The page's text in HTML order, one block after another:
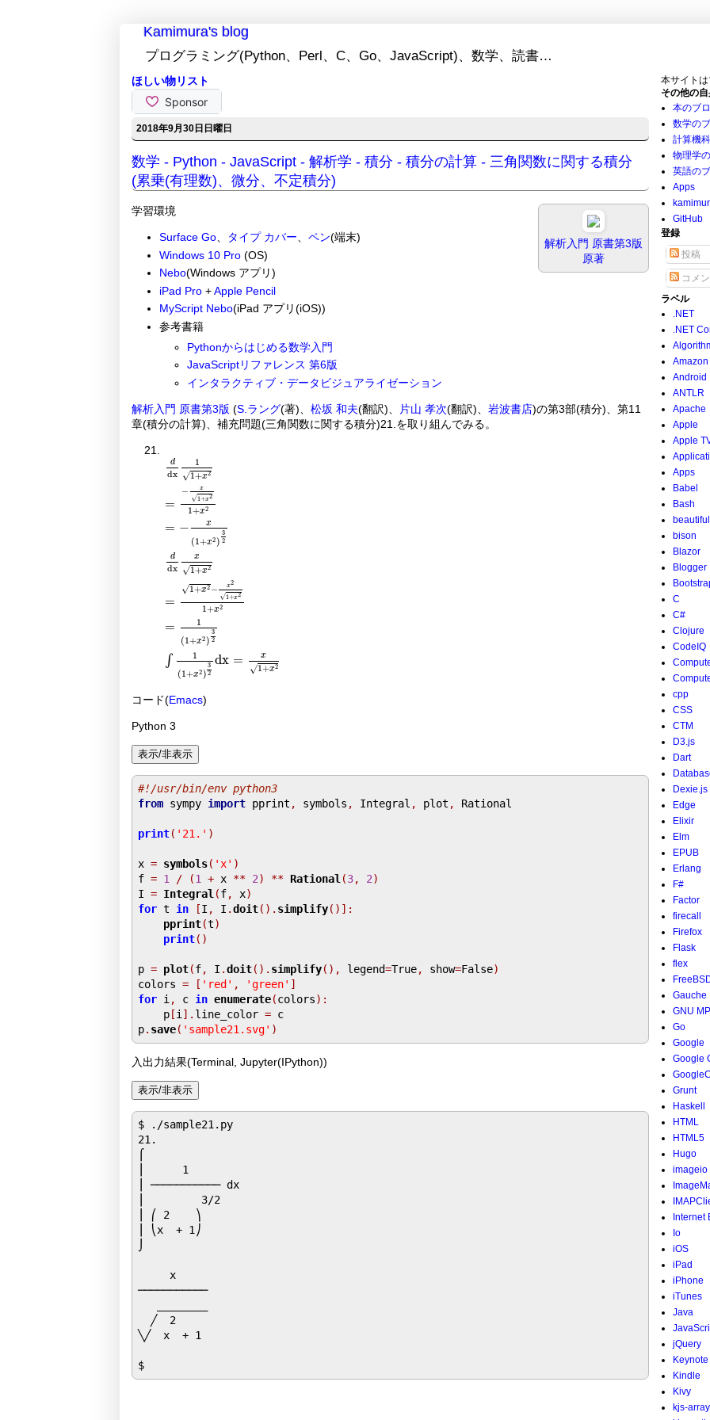
Kamimura's blog
プログラミング(Python、Perl、C、Go、JavaScript)、数学、読書…
ほしい物リスト
2018年9月30日日曜日
数学 - Python - JavaScript - 解析学 - 積分 - 積分の計算 - 三角関数に関する積分
(累乗(有理数)、微分、不定積分)
解析入門 原書第3版
原著
学習環境
Surface Go、 タイプ カバー ペン(端末)
Windows 10 Pro(OS)
Nebo(Windows アプリ)
iPad Pro+Apple Pencil
MyScript Nebo(iPad アプリ(iOS))
参考書籍
Pythonからはじめる数学入門
JavaScriptリファレンス 第6版
インタラクティブ・データビジュアライゼーション
解析入門 原書第3版 (S.ラング(著)、 松坂 和夫(翻訳)、 片山 孝次(翻訳)、 岩波書店)の第3部(積分)、第11
章(積分の計算)、補充問題(三角関数に関する積分)21.を取り組んでみる。
d
dx
1
√1+x2
=
− x
√1+x2
1+x2
= − x
(1+x2)
3
2
d
dx
x
√1+x2
=
√1+x2 − x2
√1+x2
1+x2
=
1
(1+x2)
3
2
∫
1
(1+x2)
3
2
dx = x
√1+x2
dx 1+ = x1+x2
コード(Emacs)
Python 3
#!/usr/bin/env python3
from sympy import pprint , symbols , Integral , plot , Rational
print( '21.' )
x = symbols( 'x' )
f = 1 / (1 + x ** 2) ** Rational (3, 2)
I = Integral (f, x)
for t in [I , I .doit(). simplify()]:
pprint(t)
print()
p = plot(f, I .doit(). simplify(), legend=True, show=False)
colors = [ 'red' , 'green' ]
for i , c in enumerate(colors):
    p
[i ]. line_color = c
p. save( 'sample21.svg' )
入出力結果(Terminal, Jupyter(IPython))
$ ./sample21.py
21.
⌠
⎮      1
⎮ ─────────── dx
⎮         3/2
⎮ ⎛ 2    ⎞
⎮ ⎝x  + 1⎠
⌡
     x
───────────
  ╱  2
╲╱  x  + 1
$
本サイトは
その他の
本のブ
数学の
計算機
物理学
英語の
Apps
GitHub
登録
投稿
コメン
ラベル
.NET
.NET
Amazon
Android
ANTLR
Apache
Apple
Apple
Apps
Babel
Bash
bison
Blazor
Blogger
C
C#
Clojure
CodeIQ
cpp
CSS
CTM
D3.js
Dart
Dexie.js
Edge
Elixir
Elm
EPUB
Erlang
F#
Factor
firecall
Firefox
Flask
flex
Gauche
GNU
Go
Google
Google
Grunt
Haskell
HTML
HTML5
Hugo
imageio
Internet
Io
iOS
iPad
iPhone
iTunes
Java
jQuery
Keynote
Kindle
Kivy
kjs-array